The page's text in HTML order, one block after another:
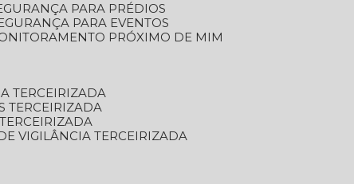
PARA PRÉDIOS
PARA EVENTOS
PRÓXIMO DE MIM
TERCEIRIZADA
TERCEIRIZADA
DE VIGILÂNCIA TERCEIRIZADA